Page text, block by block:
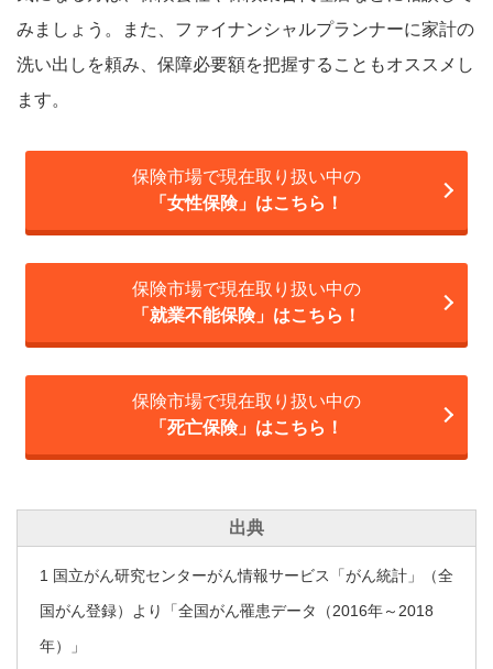
みましょう。また、ファイナンシャルプランナーに家計の
洗い出しを頼み、保障必要額を把握することもオススメし
ます。
保険市場で現在取り扱い中の
「女性保険」はこちら！
保険市場で現在取り扱い中の
「就業不能保険」はこちら！
保険市場で現在取り扱い中の
「死亡保険」はこちら！
出典
1 国立がん研究センターがん情報サービス「がん統計」（全
国がん登録）より「全国がん罹患データ（2016年～2018
年）」